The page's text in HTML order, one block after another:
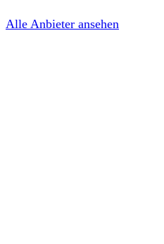
Alle Anbieter ansehen